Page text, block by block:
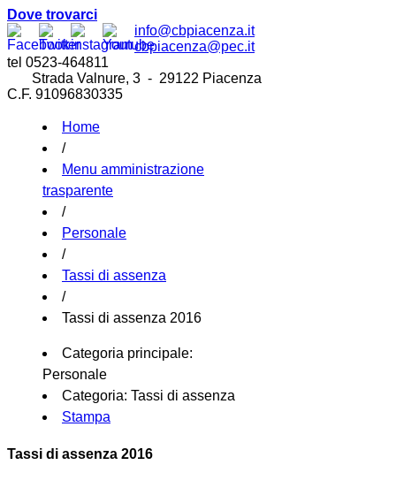
Dove trovarci
info@cbpiacenza.it
cbpiacenza@pec.it
tel 0523-464811
Strada Valnure, 3 - 29122 Piacenza
C.F. 91096830335
Home
/
Menu amministrazione
trasparente
/
Personale
/
Tassi di assenza
/
Tassi di assenza 2016
Categoria principale:
Personale
Categoria: Tassi di assenza
Stampa
Tassi di assenza 2016